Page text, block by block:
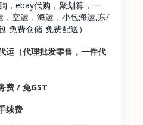
，ebay代购，聚划算，一
，空运，海运，小包海运,东/
免费仓储-免费配送）
运（代理批发零售，一件代
费 / 免GST
续费